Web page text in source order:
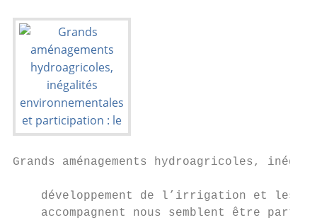
Grands aménagements hydroagricoles,
développement de l’irrigation et les
accompagnent nous semblent être